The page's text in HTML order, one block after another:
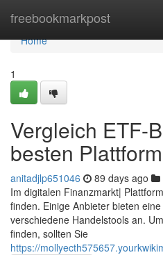
freebookmarkpost
Home
Home
1
Vergleich ETF-
besten
anitadjlp651046 89 days ago
Im digitalen Finanzmarkt|
finden. Einige Anbieter bieten
verschiedene Handelstools an.
finden, sollten Sie
https://